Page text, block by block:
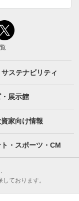
ステナビリティ
展示館
家向け情報
・スポーツ・CM
ております。